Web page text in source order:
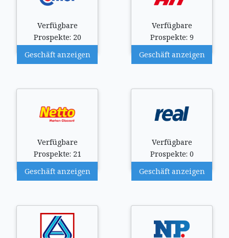
Verfügbare
Prospekte: 20
Geschäft anzeigen
Verfügbare
Prospekte: 9
Geschäft anzeigen
Verfügbare
Prospekte: 21
Geschäft anzeigen
Verfügbare
Prospekte: 0
Geschäft anzeigen